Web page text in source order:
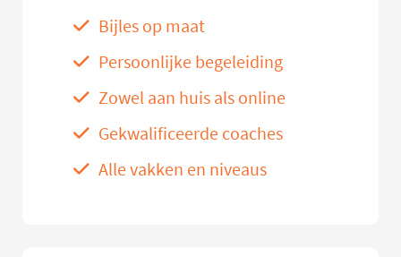
Bijles op maat
Persoonlijke begeleiding
Zowel aan huis als online
Gekwalificeerde coaches
Alle vakken en niveaus